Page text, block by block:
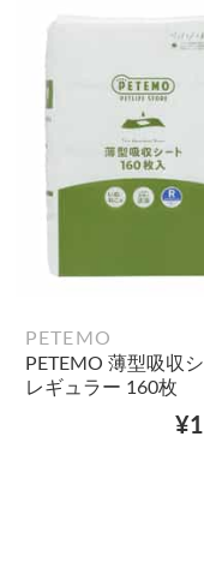
PETEMO
PETEMO 薄型吸収
レギュラー 160枚